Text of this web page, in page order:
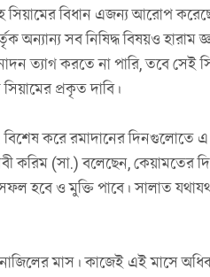
বিধান এজন্য আরোপ
অন্যান্য সব নিষিদ্ধ বিষয়ও হারাম
ত্যাগ করতে না পারি, তবে
সিয়ামের প্রকৃত দাবি।
করে রমাদানের দিনগুলোতে
করিম (সা.) বলেছেন, কেয়ামতের
হবে ও মুক্তি পাবে। সালাত
মাস। কাজেই এই মাসে